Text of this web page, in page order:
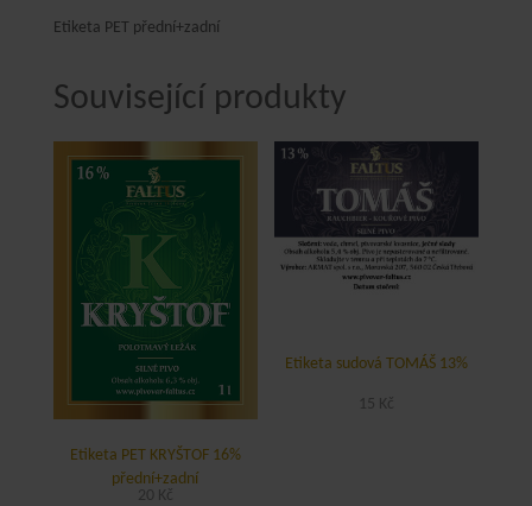
Etiketa PET přední+zadní
Související produkty
Etiketa PET KRYŠTOF 16%
přední+zadní
20 Kč
Etiketa sudová TOMÁŠ 13%
15 Kč